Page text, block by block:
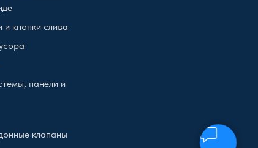
и кнопки слива
панели и
клапаны